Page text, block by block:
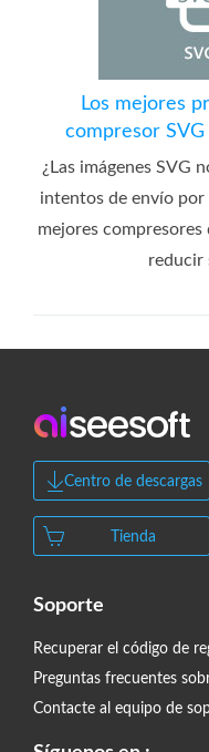
Los mejores
compresor
¿Las imágenes SVG
intentos de envío
mejores compresores
reducir
Centro de descargas
Tienda
Soporte
Recuperar el código de
Preguntas frecuentes
Contacte al equipo de